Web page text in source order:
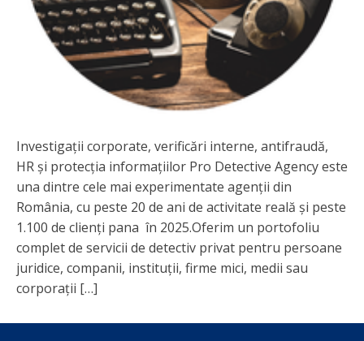
Investigații corporate, verificări interne, antifraudă,
HR și protecția informațiilor Pro Detective Agency este
una dintre cele mai experimentate agenții din
România, cu peste 20 de ani de activitate reală și peste
1.100 de clienți pana în 2025.Oferim un portofoliu
complet de servicii de detectiv privat pentru persoane
juridice, companii, instituții, firme mici, medii sau
corporații […]